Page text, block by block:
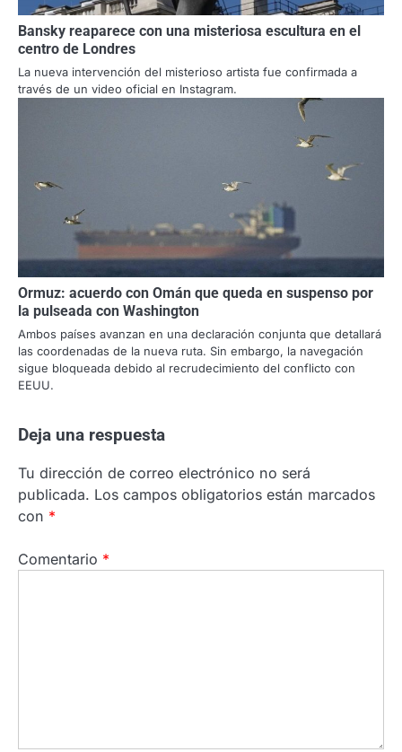
Bansky reaparece con una misteriosa escultura en el
centro de Londres
La nueva intervención del misterioso artista fue confirmada a
través de un video oficial en Instagram.
Ormuz: acuerdo con Omán que queda en suspenso por
la pulseada con Washington
Ambos países avanzan en una declaración conjunta que detallará
las coordenadas de la nueva ruta. Sin embargo, la navegación
sigue bloqueada debido al recrudecimiento del conflicto con
EEUU.
Deja una respuesta
Tu dirección de correo electrónico no será
publicada. Los campos obligatorios están marcados
con *
Comentario *